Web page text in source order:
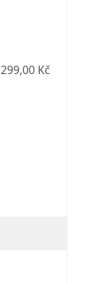
299,00 Kč